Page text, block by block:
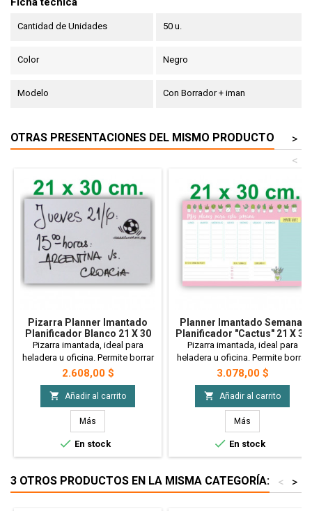
Cantidad de Unidades 50 u.
Color Negro
Modelo Con Borrador + iman
OTRAS PRESENTACIONES DEL MISMO PRODUCTO
>
<
Pizarra Planner Imantado
Planificador Blanco 21 X 30
Cm
Pizarra imantada, ideal para
heladera u oficina. Permite borrar
y escribir las veces que quieras,
modelo sin impresión color
blanco.
Precio
2.608,00 $
 Añadir al carrito
Más
 En stock
Planner Imantado Semanal
Planificador "Cactus" 21 X 30
Cm.
Pizarra imantada, ideal para
heladera u oficina. Permite borrar
y escribir las veces que quieras,
modelo "Cactus"
Precio
3.078,00 $
 Añadir al carrito
Más
 En stock
3 OTROS PRODUCTOS EN LA MISMA CATEGORÍA: >
<